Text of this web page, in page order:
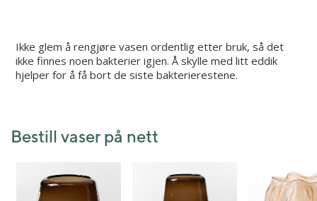
Ikke glem å rengjøre vasen ordentlig etter bruk, så det
ikke finnes noen bakterier igjen. Å skylle med litt eddik
hjelper for å få bort de siste bakterierestene.
Bestill vaser på nett